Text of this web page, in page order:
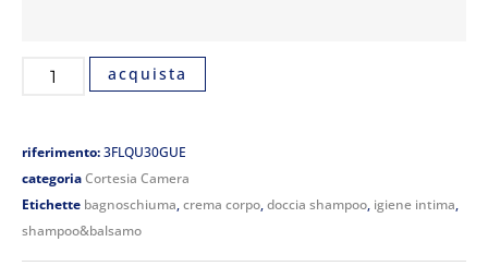
acquista
riferimento:3FLQU30GUE
categoriaCortesia Camera
Etichette bagnoschiuma,crema corpo,doccia shampoo, igiene intima,
shampoo&balsamo